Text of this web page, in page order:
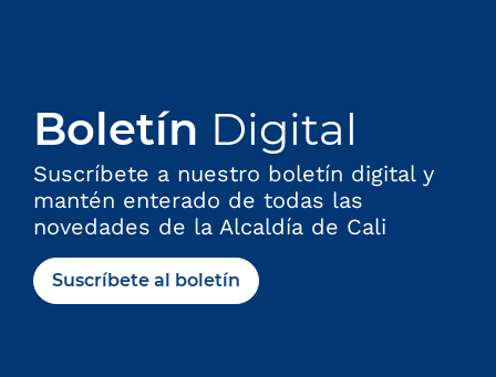
Boletín Digital
Suscríbete a nuestro boletín digital y
mantén enterado de todas las
novedades de la Alcaldía de Cali
Suscríbete al boletín